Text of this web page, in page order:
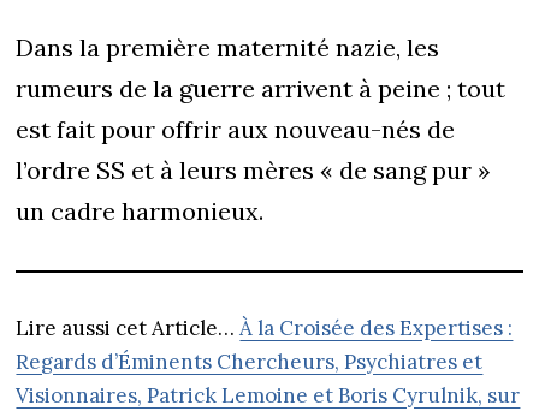
Dans la première maternité nazie, les
rumeurs de la guerre arrivent à peine ; tout
est fait pour offrir aux nouveau-nés de
l’ordre SS et à leurs mères « de sang pur »
un cadre harmonieux.
Lire aussi cet Article…À la Croisée des Expertises :
Regards d’Éminents Chercheurs, Psychiatres et
Visionnaires, Patrick Lemoine et Boris Cyrulnik, sur